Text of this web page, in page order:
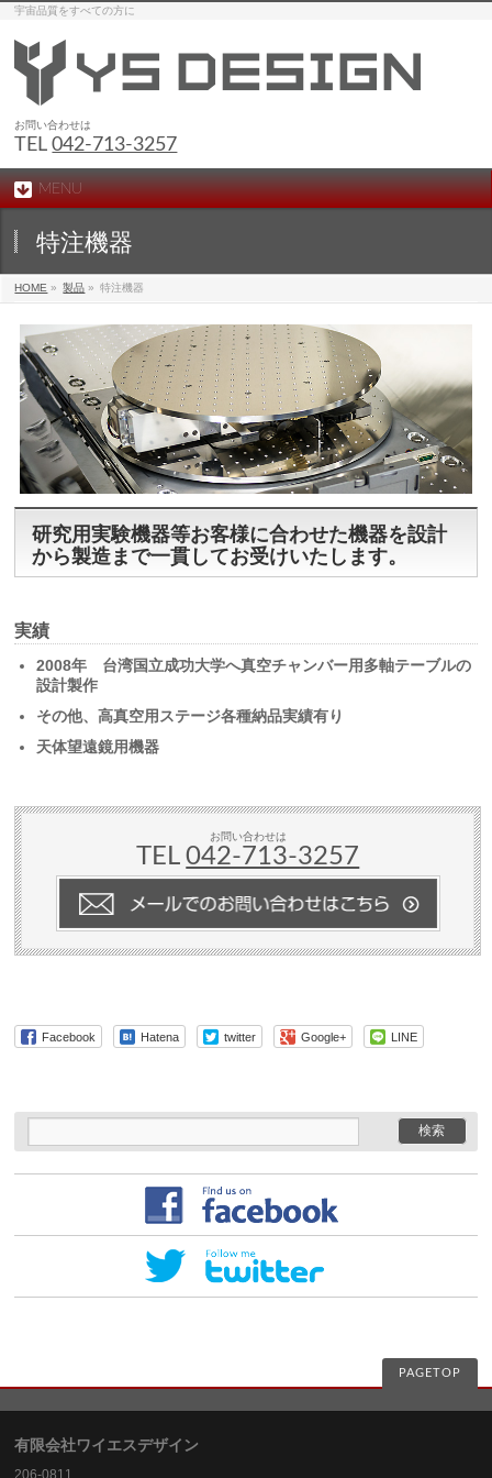
宇宙品質をすべての方に
お問い合わせは
TEL042-713-3257
MENU
特注機器
HOME » 製品 » 特注機器
研究用実験機器等お客様に合わせた機器を設計
から製造まで一貫してお受けいたします。
実績
2008年 台湾国立成功大学へ真空チャンバー用多軸テーブルの
設計製作
その他、高真空用ステージ各種納品実績有り
天体望遠鏡用機器
お問い合わせは
TEL042-713-3257
Facebook Hatena twitter Google+ LINE
PAGETOP
有限会社ワイエスデザイン
206-0811